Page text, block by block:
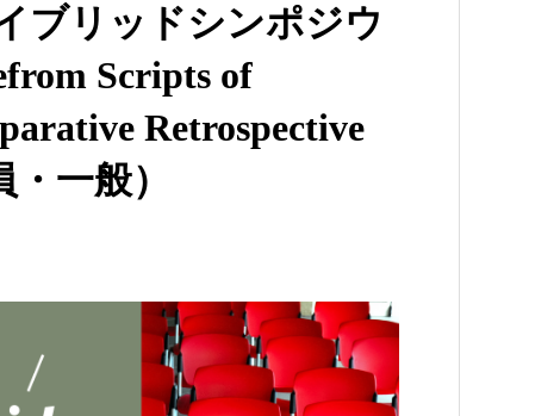
ブリッドシンポジウ
Scripts of
Retrospective
一般）